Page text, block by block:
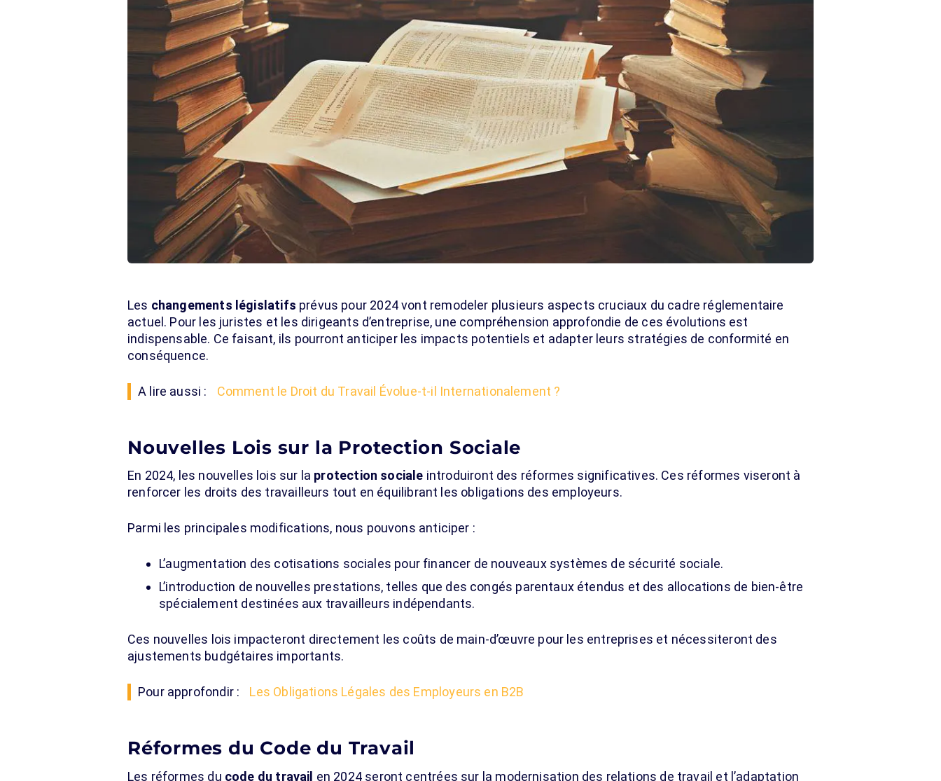
Les changements législatifs prévus pour 2024 vont remodeler plusieurs aspects cruciaux du cadre réglementaire
actuel. Pour les juristes et les dirigeants d’entreprise, une compréhension approfondie de ces évolutions est
indispensable. Ce faisant, ils pourront anticiper les impacts potentiels et adapter leurs stratégies de conformité en
conséquence.
A lire aussi : Comment le Droit du Travail Évolue-t-il Internationalement ?
Nouvelles Lois sur la Protection Sociale
En 2024, les nouvelles lois sur la protection sociale introduiront des réformes significatives. Ces réformes viseront à
renforcer les droits des travailleurs tout en équilibrant les obligations des employeurs.
Parmi les principales modifications, nous pouvons anticiper :
L’augmentation des cotisations sociales pour financer de nouveaux systèmes de sécurité sociale.
L’introduction de nouvelles prestations, telles que des congés parentaux étendus et des allocations de bien-être
spécialement destinées aux travailleurs indépendants.
Ces nouvelles lois impacteront directement les coûts de main-d’œuvre pour les entreprises et nécessiteront des
ajustements budgétaires importants.
Pour approfondir : Les Obligations Légales des Employeurs en B2B
Réformes du Code du Travail
Les réformes du code du travail en 2024 seront centrées sur la modernisation des relations de travail et l’adaptation